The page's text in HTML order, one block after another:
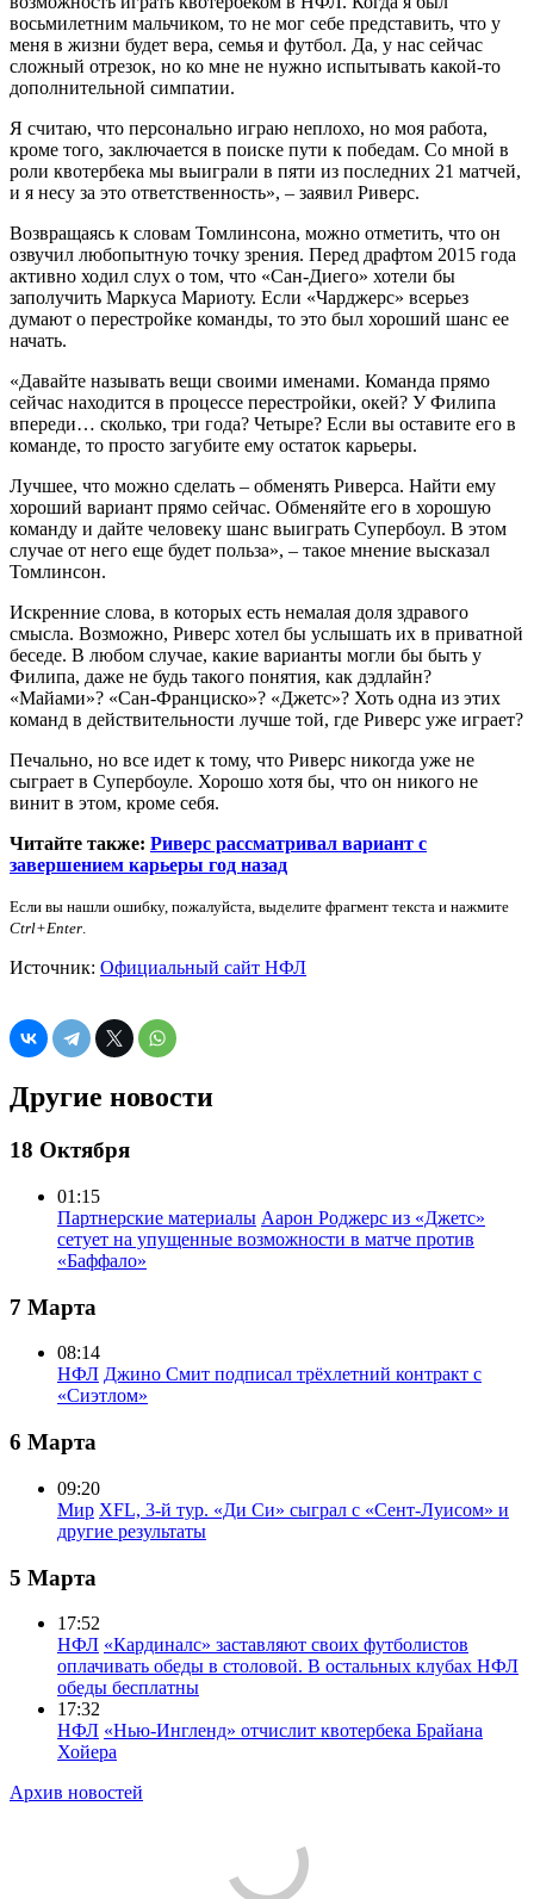
восьмилетним мальчиком, то не мог себе представить, что у
меня в жизни будет вера, семья и футбол. Да, у нас сейчас
сложный отрезок, но ко мне не нужно испытывать какой-то
дополнительной симпатии.
Я считаю, что персонально играю неплохо, но моя работа,
кроме того, заключается в поиске пути к победам. Со мной в
роли квотербека мы выиграли в пяти из последних 21 матчей,
и я несу за это ответственность», – заявил Риверс.
Возвращаясь к словам Томлинсона, можно отметить, что он
озвучил любопытную точку зрения. Перед драфтом 2015 года
активно ходил слух о том, что «Сан-Диего» хотели бы
заполучить Маркуса Мариоту. Если «Чарджерс» всерьез
думают о перестройке команды, то это был хороший шанс ее
начать.
«Давайте называть вещи своими именами. Команда прямо
сейчас находится в процессе перестройки, окей? У Филипа
впереди… сколько, три года? Четыре? Если вы оставите его в
команде, то просто загубите ему остаток карьеры.
Лучшее, что можно сделать – обменять Риверса. Найти ему
хороший вариант прямо сейчас. Обменяйте его в хорошую
команду и дайте человеку шанс выиграть Супербоул. В этом
случае от него еще будет польза», – такое мнение высказал
Томлинсон.
Искренние слова, в которых есть немалая доля здравого
смысла. Возможно, Риверс хотел бы услышать их в приватной
беседе. В любом случае, какие варианты могли бы быть у
Филипа, даже не будь такого понятия, как дэдлайн?
«Майами»? «Сан-Франциско»? «Джетс»? Хоть одна из этих
команд в действительности лучше той, где Риверс уже играет?
Печально, но все идет к тому, что Риверс никогда уже не
сыграет в Супербоуле. Хорошо хотя бы, что он никого не
винит в этом, кроме себя.
Читайте также: Риверс рассматривал вариант с
завершением карьеры год назад
Если вы нашли ошибку, пожалуйста, выделите фрагмент текста и нажмите
Ctrl+Enter.
Источник: Официальный сайт НФЛ
Другие новости
18 Октября
01:15
Партнерские материалы Аарон Роджерс из «Джетс»
сетует на упущенные возможности в матче против
«Баффало»
7 Марта
08:14
НФЛ Джино Смит подписал трёхлетний контракт с
«Сиэтлом»
6 Марта
09:20
Мир XFL, 3-й тур. «Ди Си» сыграл с «Сент-Луисом» и
другие результаты
5 Марта
17:52
НФЛ «Кардиналс» заставляют своих футболистов
оплачивать обеды в столовой. В остальных клубах НФЛ
обеды бесплатны
17:32
НФЛ «Нью-Ингленд» отчислит квотербека Брайана
Хойера
Архив новостей